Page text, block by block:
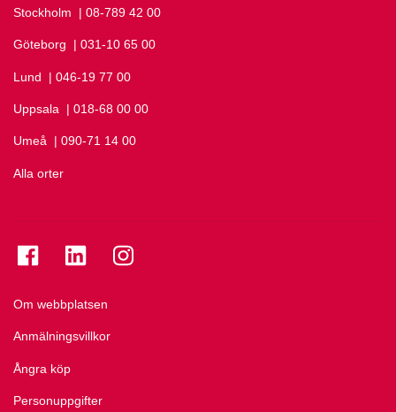
Stockholm Ring Stockholm på
| 08-789 42 00
Göteborg Ring Göteborg på
| 031-10 65 00
Lund Ring Lund på
| 046-19 77 00
Uppsala Ring Uppsala på
| 018-68 00 00
Umeå Ring Umeå på
| 090-71 14 00
Alla orter
Om webbplatsen
Anmälningsvillkor
Ångra köp
Personuppgifter
Se folkuniversitetet på Facebook
Se folkuniversitetet på LinkedIn